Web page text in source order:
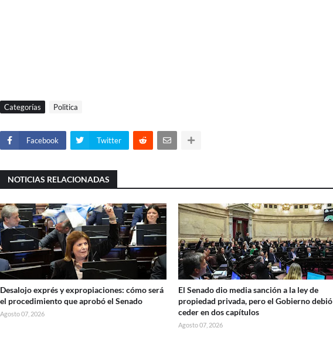
Categorías Politica
Facebook Twitter
NOTICIAS RELACIONADAS
Desalojo exprés y expropiaciones: cómo será
el procedimiento que aprobó el Senado
Agosto 07, 2026
El Senado dio media sanción a la ley de
propiedad privada, pero el Gobierno debió
ceder en dos capítulos
Agosto 07, 2026